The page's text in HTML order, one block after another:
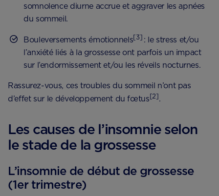
somnolence diurne accrue et aggraver les apnées
du sommeil.
Bouleversements émotionnels[3] : le stress et/ou
l’anxiété liés à la grossesse ont parfois un impact
sur l’endormissement et/ou les réveils nocturnes.
Rassurez-vous, ces troubles du sommeil n’ont pas
d’effet sur le développement du fœtus[2].
Les causes de l’insomnie selon
le stade de la grossesse
L’insomnie de début de grossesse
(1er trimestre)